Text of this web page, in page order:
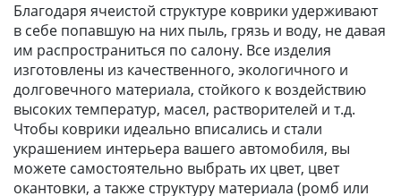
Благодаря ячеистой структуре коврики удерживают
в себе попавшую на них пыль, грязь и воду, не давая
им распространиться по салону. Все изделия
изготовлены из качественного, экологичного и
долговечного материала, стойкого к воздействию
высоких температур, масел, растворителей и т.д.
Чтобы коврики идеально вписались и стали
украшением интерьера вашего автомобиля, вы
можете самостоятельно выбрать их цвет, цвет
окантовки, а также структуру материала (ромб или